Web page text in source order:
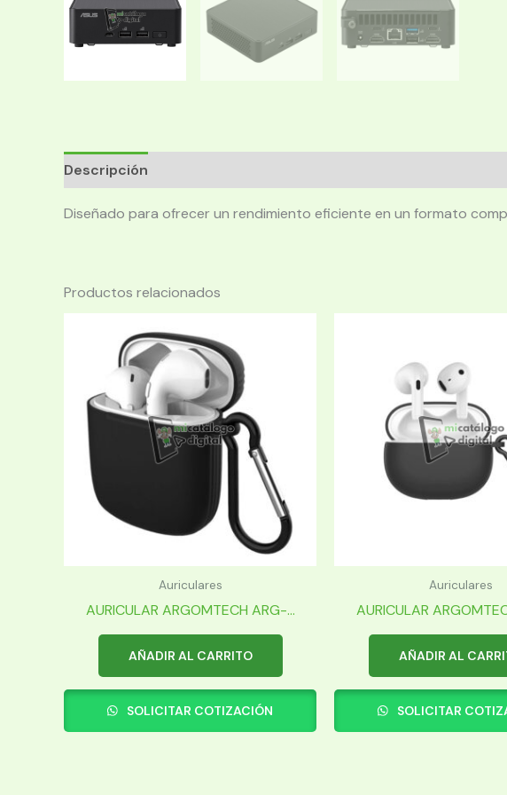
Descripción
Diseñado para ofrecer un rendimiento eficiente en un formato
Productos relacionados
Auriculares
AURICULAR ARGOMTECH ARG-...
AÑADIR AL CARRITO
SOLICITAR COTIZACIÓN
Auriculares
AURICULAR
AÑADIR AL
SOLICITAR